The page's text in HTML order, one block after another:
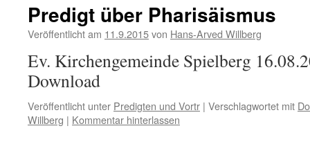
Predigt über Pharisäismus
Veröffentlicht am 11.9.2015von Hans-Arved Willberg
Ev. Kirchengemeinde Spielberg
Download
Veröffentlicht unter Predigten und Vortr | Verschlagwortet mit Do
Willberg | Kommentar hinterlassen